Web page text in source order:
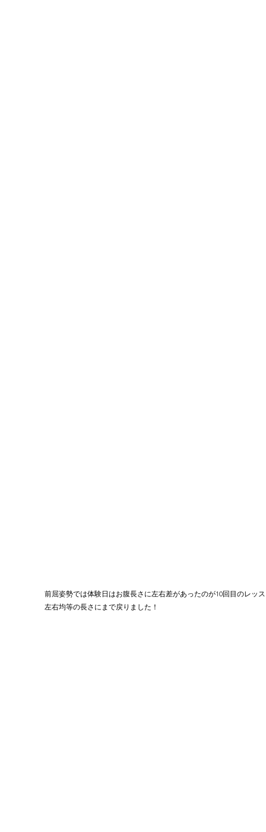
前屈姿勢では体験日はお腹長さに左右差があったのが10回目のレッ
左右均等の長さにまで戻りました！